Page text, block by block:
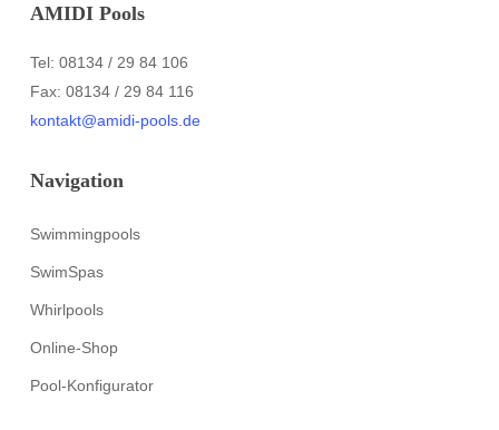
AMIDI Pools
Tel: 08134 / 29 84 106
Fax: 08134 / 29 84 116
kontakt@amidi-pools.de
Navigation
Swimmingpools
SwimSpas
Whirlpools
Online-Shop
Pool-Konfigurator